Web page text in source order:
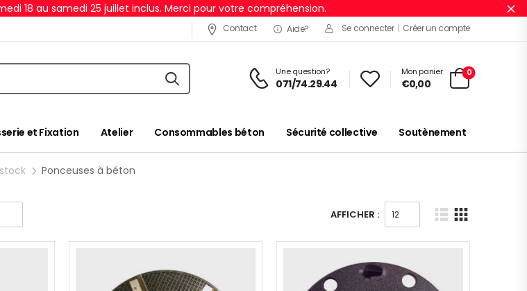
18 au samedi 25 juillet inclus. Merci pour votre compréhension.
Contact Aide? Se connecter | Créer un compte
Une question?
071/74.29.44
Mon panier
€0,00
0
et Fixation Atelier Consommables béton Sécurité collective Soutènement
Ponceuses à béton
AFFICHER :